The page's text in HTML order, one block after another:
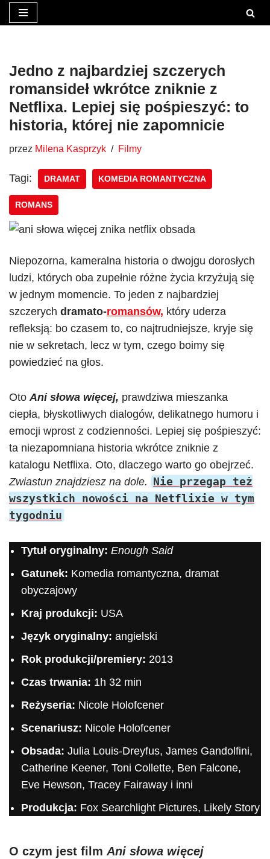
treści
Jedno z najbardziej szczerych
romansideł wkrótce zniknie z
Netflixa. Lepiej się pośpieszyć: to
historia, której nie zapomnicie
przez Milena Kasprzyk Filmy
Tagi: DRAMAT KOMEDIA ROMANTYCZNA
ROMANS
Niepozorna, kameralna historia o dwojgu dorosłych
ludzi, których oba zupełnie różne życia krzyżują się
w jednym momencie. To jeden z najbardziej
szczerych dramato-romansów, który uderza
refleksją: bo czasem to, co najtrudniejsze, kryje się
nie w sekretach, lecz w tym, czego boimy się
powiedzieć na głos.
OtoAni słowa więcej, prawdziwa mieszanka
ciepła, błyskotliwych dialogów, delikatnego humoru i
emocji wprost z codzienności. Lepiej się pośpieszyć:
ta niezapomniana historia wkrótce zniknie z
katalogu Netflixa. Oto, dlaczego warto go obejrzeć.
Zwiastun znajdziesz na dole. Nie przegap też
wszystkich nowości na Netflixie w tym
tygodniu
Tytuł oryginalny: Enough Said
Gatunek: Komedia romantyczna, dramat
obyczajowy
Kraj produkcji: USA
Język oryginalny: angielski
Rok produkcji/premiery: 2013
Czas trwania: 1h 32 min
Reżyseria: Nicole Holofcener
Scenariusz: Nicole Holofcener
Obsada: Julia Louis-Dreyfus, James Gandolfini,
Catherine Keener, Toni Collette, Ben Falcone,
Eve Hewson, Tracey Fairaway i inni
Produkcja: Fox Searchlight Pictures, Likely Story
O czym jest film Ani słowa więcej